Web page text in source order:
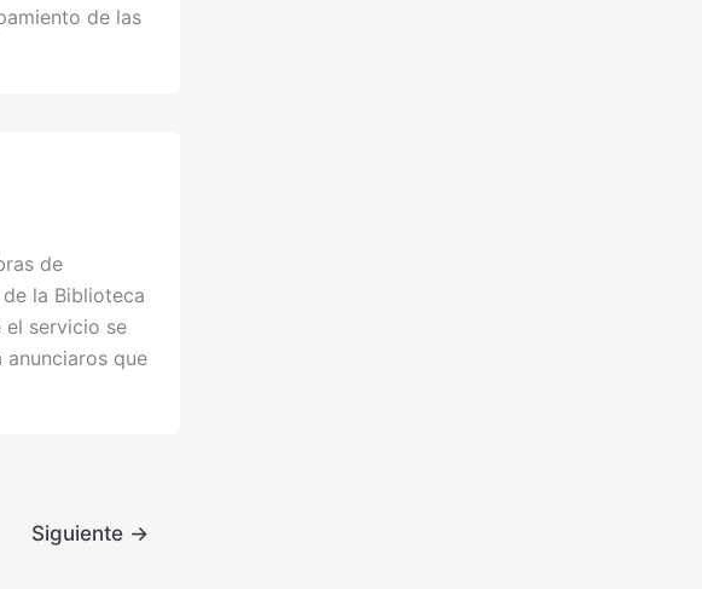
de las
de
la Biblioteca
el servicio se
que
Siguiente →